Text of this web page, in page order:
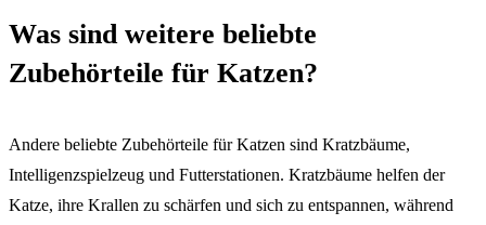
Was sind weitere beliebte
Zubehörteile für Katzen?
Andere beliebte Zubehörteile für Katzen sind Kratzbäume,
Intelligenzspielzeug und Futterstationen. Kratzbäume helfen der
Katze, ihre Krallen zu schärfen und sich zu entspannen, während